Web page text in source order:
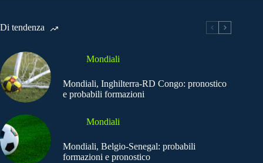
Di tendenza
Mondiali
Mondiali, Inghilterra-RD Congo: pronostico
e probabili formazioni
Mondiali
Mondiali, Belgio-Senegal: probabili
formazioni e pronostico